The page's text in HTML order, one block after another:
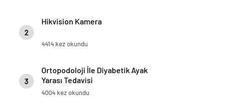
2
Hikvision Kamera
4414 kez okundu
3
Ortopodoloji İle Diyabetik Ayak
Yarası Tedavisi
4004 kez okundu